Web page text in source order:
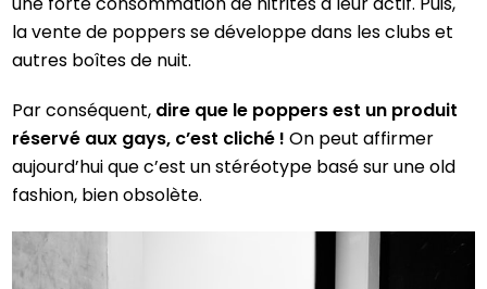
la vente de poppers se développe dans les clubs et
autres boîtes de nuit.
Par conséquent, dire que le poppers est un produit
réservé aux gays, c’est cliché ! On peut affirmer
aujourd’hui que c’est un stéréotype basé sur une old
fashion, bien obsolète.